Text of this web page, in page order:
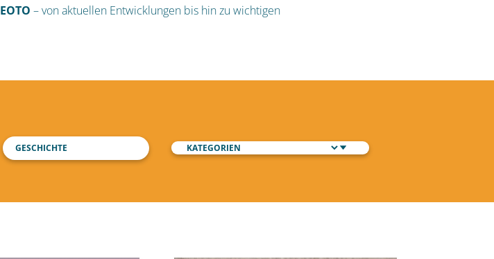
EOTO – von aktuellen Entwicklungen bis hin zu wichtigen
GESCHICHTE